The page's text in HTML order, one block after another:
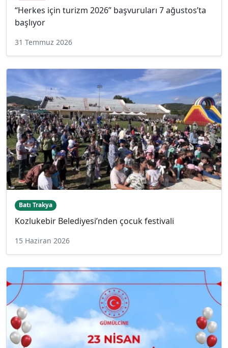
“Herkes için turizm 2026” başvuruları 7 ağustos’ta
başlıyor
31 Temmuz 2026
Batı Trakya
Kozlukebir Belediyesi’nden çocuk festivali
15 Haziran 2026